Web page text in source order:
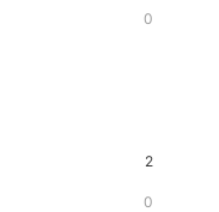
0
2
0